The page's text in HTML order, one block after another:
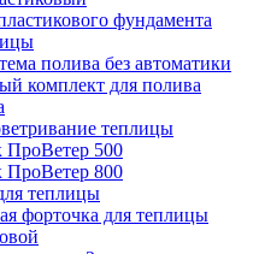
фундамента
полива без автоматики
комплект для полива
теплицы
ПроВетер 500
ПроВетер 800
теплицы
форточка для теплицы